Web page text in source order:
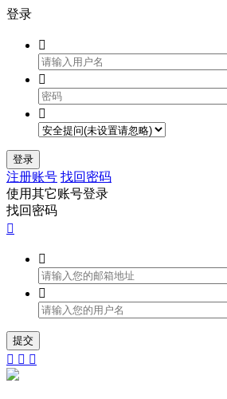
登录



登录
注册账号 找回密码
使用其它账号登录
找回密码



提交
  